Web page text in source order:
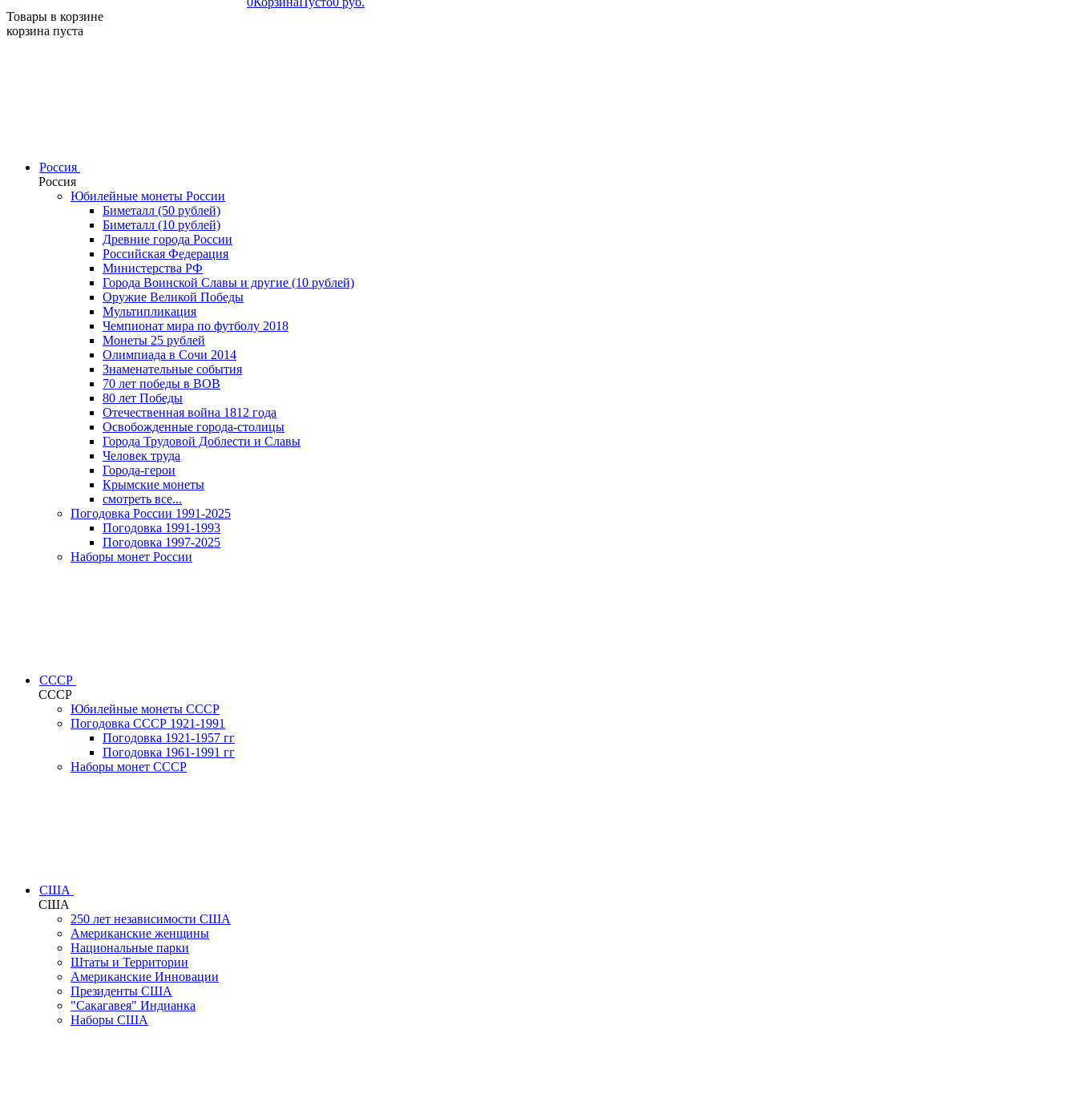
Товары в корзине
корзина пуста
Россия
Россия
Юбилейные монеты России
Биметалл (50 рублей)
Биметалл (10 рублей)
Древние города России
Российская Федерация
Министерства РФ
Города Воинской Славы и другие (10 рублей)
Оружие Великой Победы
Мультипликация
Чемпионат мира по футболу 2018
Монеты 25 рублей
Олимпиада в Сочи 2014
Знаменательные события
70 лет победы в ВОВ
80 лет Победы
Отечественная война 1812 года
Освобожденные города-столицы
Города Трудовой Доблести и Славы
Человек труда
Города-герои
Крымские монеты
смотреть все...
Погодовка России 1991-2025
Погодовка 1991-1993
Погодовка 1997-2025
Наборы монет России
СССР
СССР
Юбилейные монеты СССР
Погодовка СССР 1921-1991
Погодовка 1921-1957 гг
Погодовка 1961-1991 гг
Наборы монет СССР
США
США
250 лет независимости США
Американские женщины
Национальные парки
Штаты и Территории
Американские Инновации
Президенты США
"Сакагавея" Индианка
Наборы США